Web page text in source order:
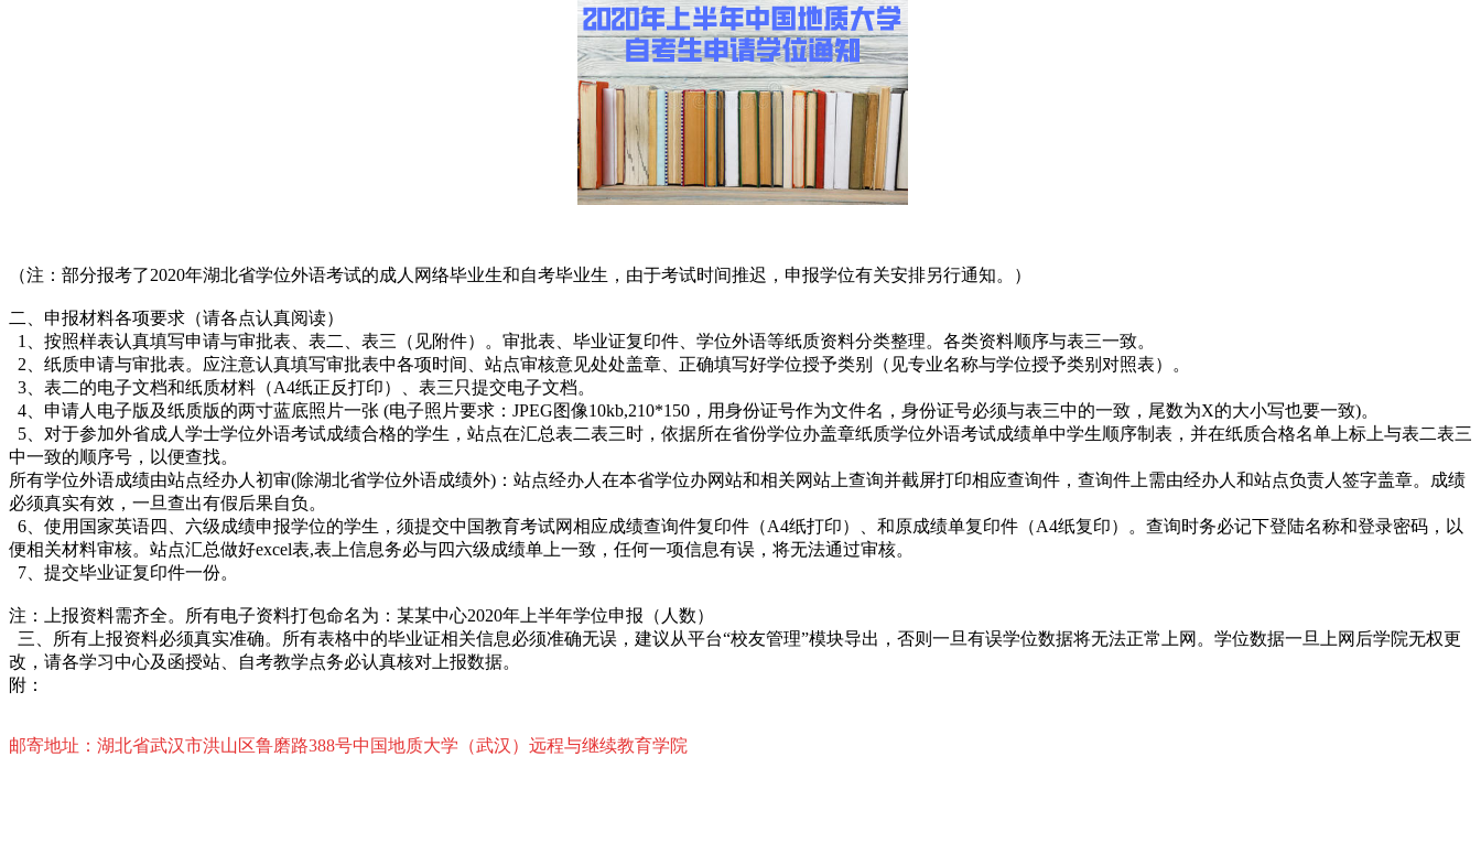
（注：部分报考了2020年湖北省学位外语考试的成人网络毕业生和自考毕业生，由于考试时间推迟，申报学位有关安排另行通知。）
二、申报材料各项要求（请各点认真阅读）
1、按照样表认真填写申请与审批表、表二、表三（见附件）。审批表、毕业证复印件、学位外语等纸质资料分类整理。各类资料顺序与表三一致。
2、纸质申请与审批表。应注意认真填写审批表中各项时间、站点审核意见处处盖章、正确填写好学位授予类别（见专业名称与学位授予类别对照表）。
3、表二的电子文档和纸质材料（A4纸正反打印）、表三只提交电子文档。
4、申请人电子版及纸质版的两寸蓝底照片一张 (电子照片要求：JPEG图像10kb,210*150，用身份证号作为文件名，身份证号必须与表三中的一致，尾数为X的大小写也要一致)。
5、对于参加外省成人学士学位外语考试成绩合格的学生，站点在汇总表二表三时，依据所在省份学位办盖章纸质学位外语考试成绩单中学生顺序制表，并在纸质合格名单上标上与表二表三
中一致的顺序号，以便查找。
所有学位外语成绩由站点经办人初审(除湖北省学位外语成绩外)：站点经办人在本省学位办网站和相关网站上查询并截屏打印相应查询件，查询件上需由经办人和站点负责人签字盖章。成绩
必须真实有效，一旦查出有假后果自负。
6、使用国家英语四、六级成绩申报学位的学生，须提交中国教育考试网相应成绩查询件复印件（A4纸打印）、和原成绩单复印件（A4纸复印）。查询时务必记下登陆名称和登录密码，以
便相关材料审核。站点汇总做好excel表,表上信息务必与四六级成绩单上一致，任何一项信息有误，将无法通过审核。
7、提交毕业证复印件一份。
注：上报资料需齐全。所有电子资料打包命名为：某某中心2020年上半年学位申报（人数）
三、所有上报资料必须真实准确。所有表格中的毕业证相关信息必须准确无误，建议从平台“校友管理”模块导出，否则一旦有误学位数据将无法正常上网。学位数据一旦上网后学院无权更
改，请各学习中心及函授站、自考教学点务必认真核对上报数据。
附：
邮寄地址：湖北省武汉市洪山区鲁磨路388号中国地质大学（武汉）远程与继续教育学院